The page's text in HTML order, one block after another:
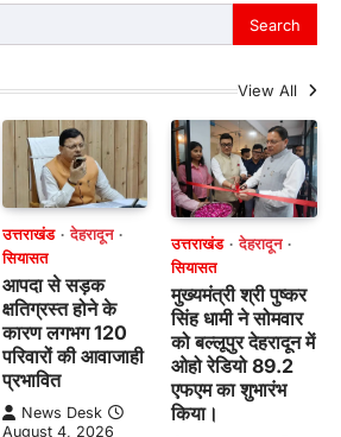
View All
उत्तराखंड
देहरादून
सियासत
आपदा से सड़क
क्षतिग्रस्त होने के
कारण लगभग 120
परिवारों की आवाजाही
प्रभावित
News Desk
August 4, 2026
उत्तराखंड
देहरादून
सियासत
मुख्यमंत्री श्री पुष्कर
सिंह धामी ने सोमवार
को बल्लूपुर देहरादून में
ओहो रेडियो 89.2
एफएम का शुभारंभ
किया।